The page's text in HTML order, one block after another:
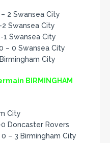
2 Swansea City
Swansea City
Swansea City
– 0 Swansea City
City
BIRMINGHAM
City
Doncaster Rovers
– 3 Birmingham City